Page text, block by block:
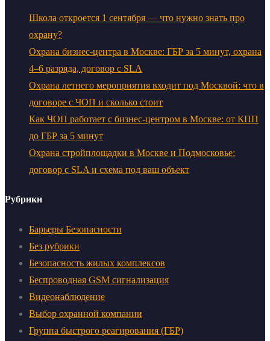
Школа откроется 1 сентября — что нужно знать про
охрану?
Охрана бизнес-центра в Москве: ГБР за 5 минут, охрана
4–6 разряда, договор с SLA
Охрана летнего мероприятия входит под Москвой: что в
договоре с ЧОП и сколько стоит
Как ЧОП работает с бизнес-центром в Москве: от КПП
до ГБР за 5 минут
Охрана стройплощадки в Москве и Подмосковье:
договор с SLA и схема под ваш объект
Рубрики
Барьеры Безопасности
Без рубрики
Безопасность жилых комплексов
Беспроводная GSM сигнализация
Видеонаблюдение
Выбор охранной компании
Группа быстрого реагирования (ГБР)